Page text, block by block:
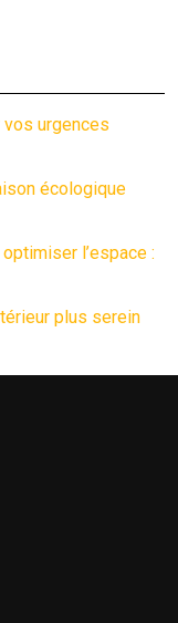
urgences
écologique
l’espace :
plus serein